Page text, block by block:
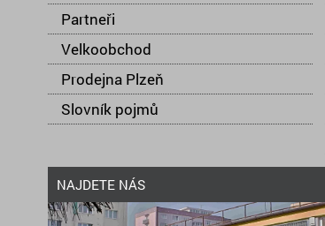
Partneři
Velkoobchod
Prodejna Plzeň
Slovník pojmů
NAJDETE NÁS